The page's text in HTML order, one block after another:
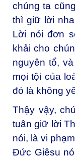
chúng ta
thì giữ lời
Lời nói đơn
khải cho
nguyên tổ,
mọi tội của
đó là không
Thậy vậy,
tuân giữ lời
nói, là vi
Đức Giêsu